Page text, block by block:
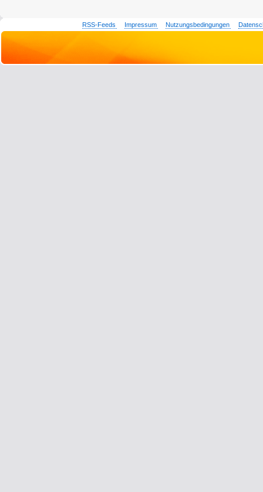
RSS-Feeds Impressum Nutzungsbedingungen